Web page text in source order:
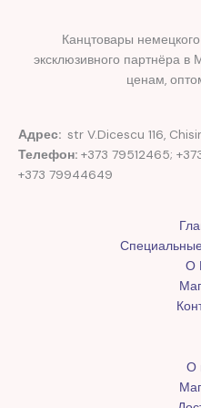
Канцтовары
эксклюзивного партнёра
ценам,
Адрес: str V.Dicescu 116,
Телефон: +373 79512465;
+373 79944649
О
О